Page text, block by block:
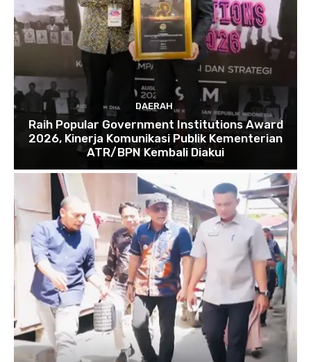
DAERAH
Raih Popular Government Institutions Award
2026, Kinerja Komunikasi Publik Kementerian
ATR/BPN Kembali Diakui